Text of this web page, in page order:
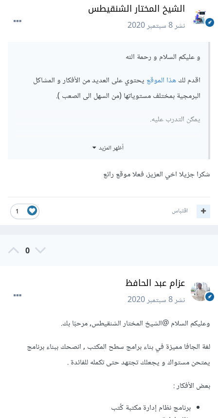
الشيخ المختار الشنقيطس
نشر8 سبتمبر 2020
و عليكم السلام و رحمة الله
اقدم لكهذا الموقعيحتوي على العديد من الأفكار و المشاكل
البرمجية بمختلف مستوياتها (من السهل الى الصعب ).
يمكن التدرب عليه.
أظهر المزيد
شكرا جزيلا اخي العزيز، فعلا موقع رائع
1 اقتباس
0
عزام عبد الحافظ
نشر8 سبتمبر 2020
وعليكم السلام@الشيخ المختار الشنقيطس, مرحبًا بك.
لغة الجافا مميزة في بناء برامج سطح المكتب , انصحك ببناء برنامج
يمتحن مستواك و يجعلك تجتهد حتى تكمله للفائدة .
بعض الأفكار :
برنامج نظام إدارة مكتبة كُتب